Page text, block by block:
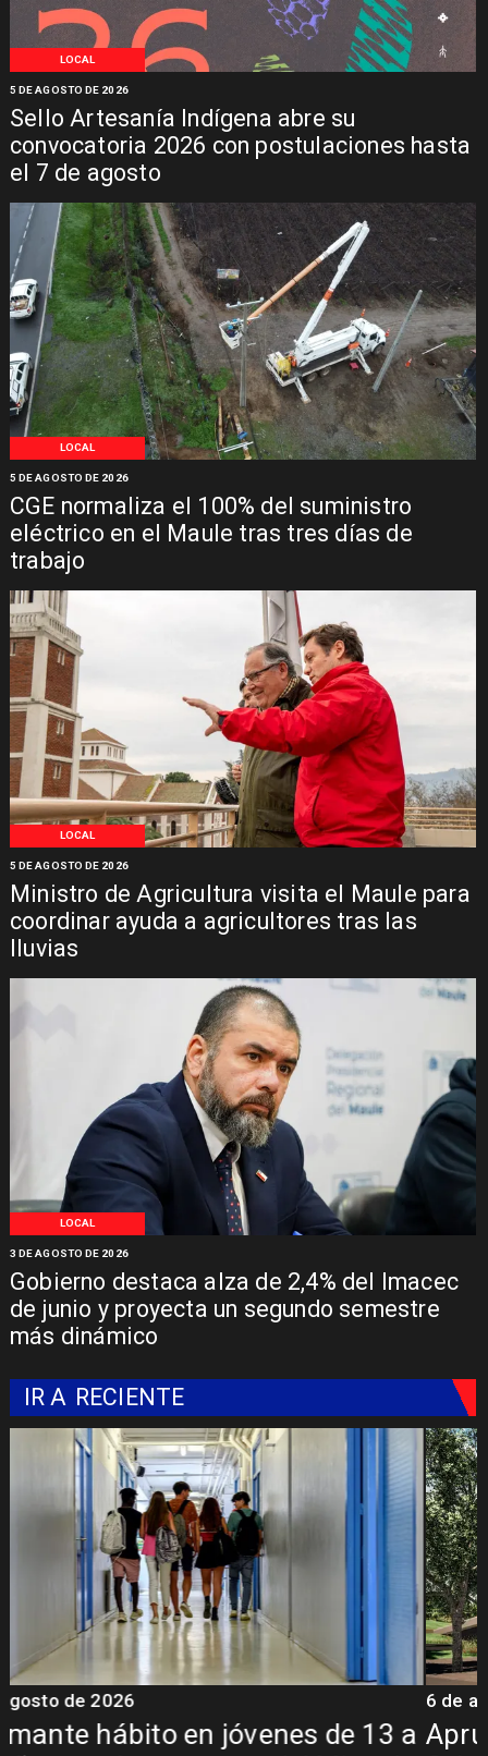
LOCAL
Sello Artesanía Indígena abre su
convocatoria 2026 con postulaciones hasta
el 7 de agosto
5 DE AGOSTO DE 2026
LOCAL
CGE normaliza el 100% del suministro
eléctrico en el Maule tras tres días de
trabajo
5 DE AGOSTO DE 2026
LOCAL
Ministro de Agricultura visita el Maule para
coordinar ayuda a agricultores tras las
lluvias
5 DE AGOSTO DE 2026
LOCAL
Gobierno destaca alza de 2,4% del Imacec
de junio y proyecta un segundo semestre
más dinámico
3 DE AGOSTO DE 2026
IR A RECIENTE
Aprueban creación del Parque
6 de agosto de 2026